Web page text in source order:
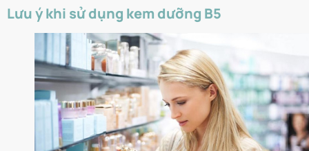
Lưu ý khi sử dụng kem dưỡng B5